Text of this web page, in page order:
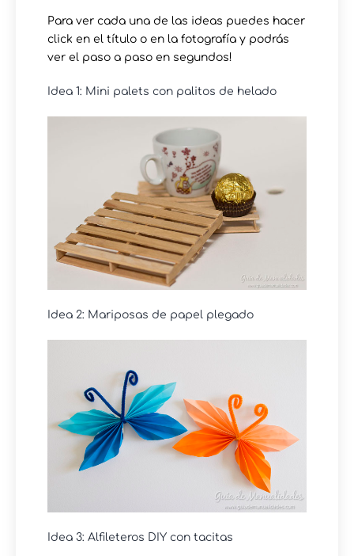
Para ver cada una de las ideas puedes hacer
click en el título o en la fotografía y podrás
ver el paso a paso en segundos!
Idea 1: Mini palets con palitos de helado
Idea 2: Mariposas de papel plegado
Idea 3: Alfileteros DIY con tacitas